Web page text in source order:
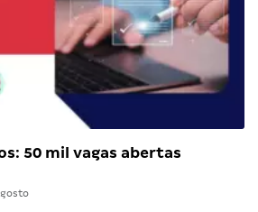
50 mil vagas abertas